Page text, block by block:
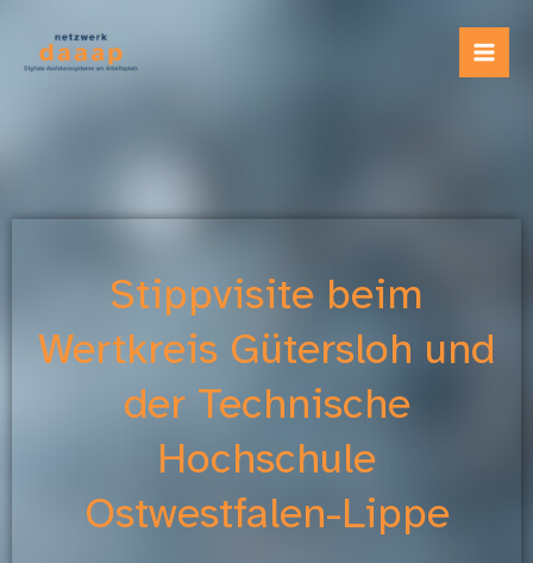
springen
Stippvisite beim
Wertkreis Gütersloh und
der Technische
Hochschule
Ostwestfalen-Lippe